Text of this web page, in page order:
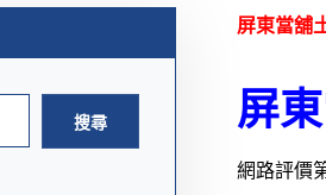
屏東當舖
屏
網路評價
搜尋